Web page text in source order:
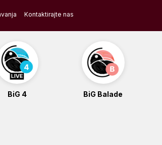
Kontaktirajte nas
BiG 4 BiG Balade